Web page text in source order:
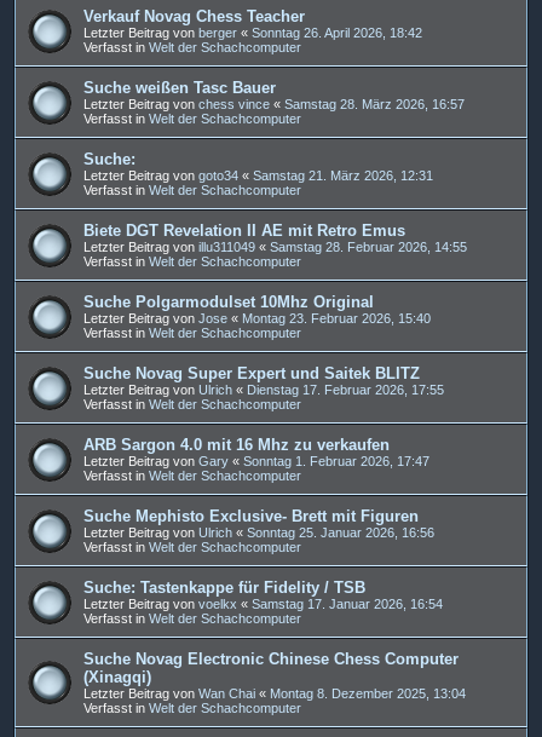
Verkauf Novag Chess Teacher
Letzter Beitrag von berger « Sonntag 26. April 2026, 18:42
Verfasst in Welt der Schachcomputer
Suche weißen Tasc Bauer
Letzter Beitrag von chess vince « Samstag 28. März 2026, 16:57
Verfasst in Welt der Schachcomputer
Suche:
Letzter Beitrag von goto34 « Samstag 21. März 2026, 12:31
Verfasst in Welt der Schachcomputer
Biete DGT Revelation II AE mit Retro Emus
Letzter Beitrag von illu311049 « Samstag 28. Februar 2026, 14:55
Verfasst in Welt der Schachcomputer
Suche Polgarmodulset 10Mhz Original
Letzter Beitrag von Jose « Montag 23. Februar 2026, 15:40
Verfasst in Welt der Schachcomputer
Suche Novag Super Expert und Saitek BLITZ
Letzter Beitrag von Ulrich « Dienstag 17. Februar 2026, 17:55
Verfasst in Welt der Schachcomputer
ARB Sargon 4.0 mit 16 Mhz zu verkaufen
Letzter Beitrag von Gary « Sonntag 1. Februar 2026, 17:47
Verfasst in Welt der Schachcomputer
Suche Mephisto Exclusive- Brett mit Figuren
Letzter Beitrag von Ulrich « Sonntag 25. Januar 2026, 16:56
Verfasst in Welt der Schachcomputer
Suche: Tastenkappe für Fidelity / TSB
Letzter Beitrag von voelkx « Samstag 17. Januar 2026, 16:54
Verfasst in Welt der Schachcomputer
Suche Novag Electronic Chinese Chess Computer
(Xinagqi)
Letzter Beitrag von Wan Chai « Montag 8. Dezember 2025, 13:04
Verfasst in Welt der Schachcomputer